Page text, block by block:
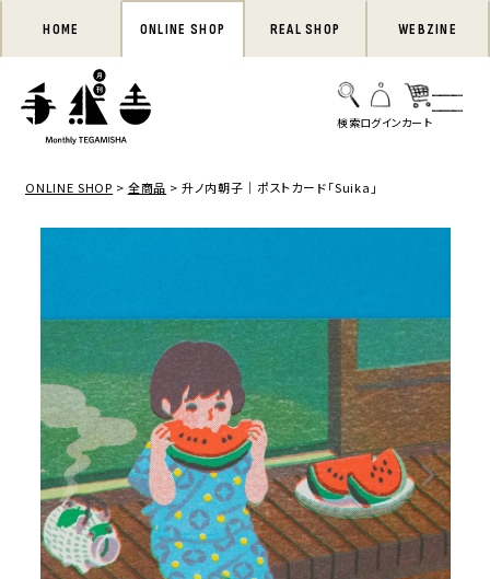
HOME ONLINE SHOP REAL SHOP WEBZINE
ONLINE SHOP 全商品 升ノ内朝子｜ポストカード「Suika」